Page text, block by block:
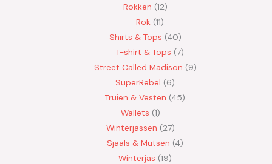
Rokken 12
Rok 11
Shirts & Tops 40
T-shirt & Tops 7
Street Called Madison 9
SuperRebel
6
Truien & Vesten 45
Wallets 1
Winterjassen
27
Sjaals & Mutsen 4
Winterjas 19